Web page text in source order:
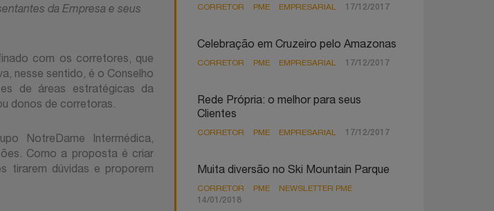
da Empresa e seus
com os corretores, que
nesse sentido, é o Conselho
de áreas estratégicas da
donos de corretoras.
NotreDame Intermédica,
Como a proposta é criar
tirarem dúvidas e proporem
CORRETOR PME EMPRESARIAL 17/12/2017
Celebração em Cruzeiro pelo Amazonas
CORRETOR PME EMPRESARIAL 17/12/2017
Rede Própria: o melhor para seus
Clientes
CORRETOR PME EMPRESARIAL 17/12/2017
Muita diversão no Ski Mountain Parque
CORRETOR PME
NEWSLETTER PME
14/01/2018